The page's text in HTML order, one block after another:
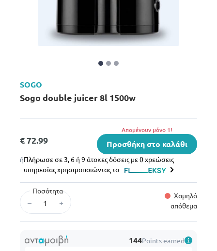
SOGO
Sogo double juicer 8l 1500w
€ 72.99
Aπομένουν μόνο 1!
Προσθήκη στο καλάθι
ήΠλήρωσε σε 3, 6 ή 9 άτοκες δόσεις με 0 χρεώσεις
υπηρεσίας χρησιμοποιώντας το
Ποσότητα
– +
Χαμηλό
απόθεμα
144Points earned